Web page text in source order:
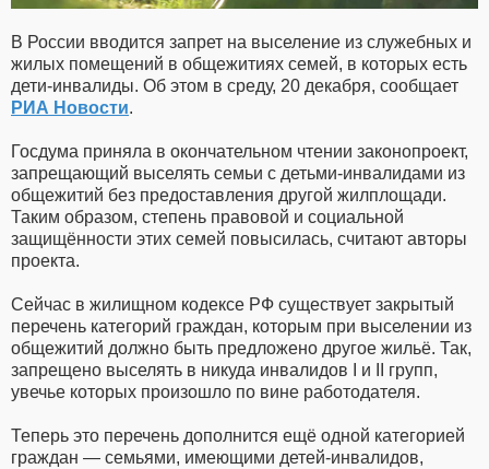
В России вводится запрет на выселение из служебных и
жилых помещений в общежитиях семей, в которых есть
дети-инвалиды. Об этом в среду, 20 декабря, сообщает
РИА Новости.
Госдума приняла в окончательном чтении законопроект,
запрещающий выселять семьи с детьми-инвалидами из
общежитий без предоставления другой жилплощади.
Таким образом, степень правовой и социальной
защищённости этих семей повысилась, считают авторы
проекта.
Сейчас в жилищном кодексе РФ существует закрытый
перечень категорий граждан, которым при выселении из
общежитий должно быть предложено другое жильё. Так,
запрещено выселять в никуда инвалидов I и II групп,
увечье которых произошло по вине работодателя.
Теперь это перечень дополнится ещё одной категорией
граждан — семьями, имеющими детей-инвалидов,